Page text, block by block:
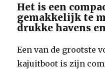
Het is een
gemakkelijk te
drukke havens
Een van de grootste
kajuitboot is zijn